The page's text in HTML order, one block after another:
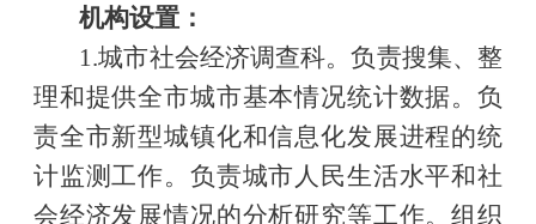
机构设置：
1.城市社会经济调查科。负责搜集、整
理和提供全市城市基本情况统计数据。负
责全市新型城镇化和信息化发展进程的统
计监测工作。负责城市人民生活水平和社
会经济发展情况的分析研究等工作。组织